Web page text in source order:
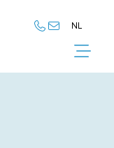
NL
NL